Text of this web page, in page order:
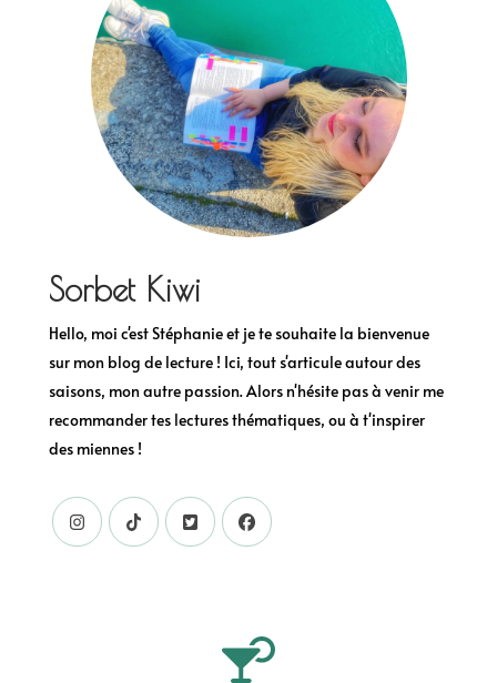
Sorbet Kiwi
Hello, moi c'est Stéphanie et je te souhaite la bienvenue
sur mon blog de lecture ! Ici, tout s'articule autour des
saisons, mon autre passion. Alors n'hésite pas à venir me
recommander tes lectures thématiques, ou à t'inspirer
des miennes !